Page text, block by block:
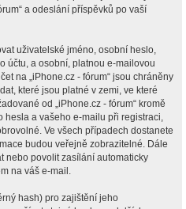
a odeslání příspěvků po vaší
uživatelské jméno, osobní heslo,
účtu, a osobní, platnou e-mailovou
na „iPhone.cz - fórum“ jsou chráněny
které jsou platné v zemi, ve které
od „iPhone.cz - fórum“ kromě
hesla a vašeho e-mailu při registraci,
Ve všech případech dostanete
budou veřejně zobrazitelné. Dále
nebo povolit zasílání automaticky
na váš e-mail.
hash) pro zajištění jeho